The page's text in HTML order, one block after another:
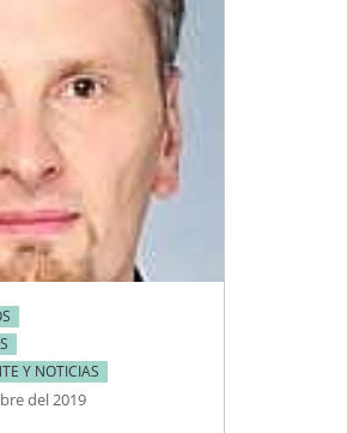
Y NOTICIAS
del 2019